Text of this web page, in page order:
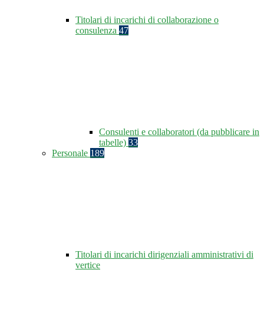
Titolari di incarichi di collaborazione o
consulenza 47
Consulenti e collaboratori (da pubblicare in
tabelle) 33
Personale 189
Titolari di incarichi dirigenziali amministrativi di
vertice